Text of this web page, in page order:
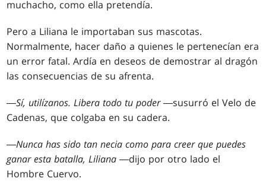
muchacho, como ella pretendía.
Pero a Liliana le importaban sus mascotas.
Normalmente, hacer daño a quienes le pertenecían era
un error fatal. Ardía en deseos de demostrar al dragón
las consecuencias de su afrenta.
―Sí, utilízanos. Libera todo tu poder―susurró el Velo de
Cadenas, que colgaba en su cadera.
―Nunca has sido tan necia como para creer que puedes
ganar esta batalla, Liliana ―dijo por otro lado el
Hombre Cuervo.